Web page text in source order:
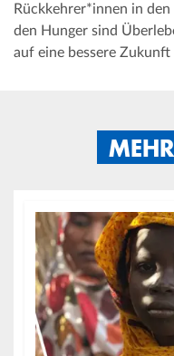
Rückkehrer*innen in
den Hunger sind
auf eine bessere